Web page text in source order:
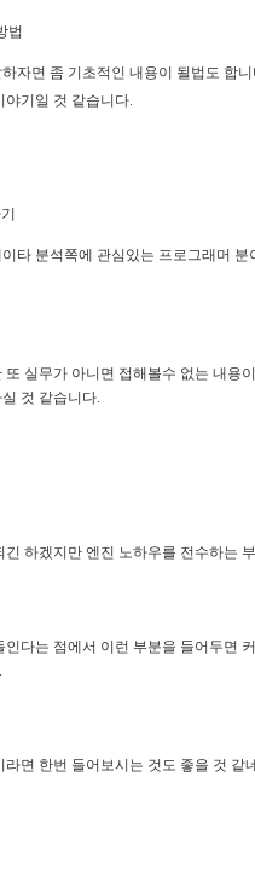
법
자면 좀 기초적인 내용이 될법도 합니
야기일 것 같습니다.
타 분석쪽에 관심있는 프로그래머
실무가 아니면 접해볼수 없는 내
것 같습니다.
하겠지만 엔진 노하우를 전수하는
다는 점에서 이런 부분을 들어두면
면 한번 들어보시는 것도 좋을 것 같